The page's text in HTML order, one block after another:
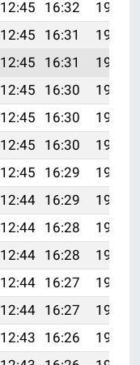
12:45 16:32
19:42
12:45 16:31
19:41
12:45 16:31
19:40
12:45 16:30
19:39
12:45 16:30
19:38
12:45 16:30
19:37
12:45 16:29
19:36
12:44 16:29
19:35
12:44 16:28
19:33
12:44 16:28
19:32
12:44 16:27
19:31
12:44 16:27
19:30
12:43 16:26
19:28